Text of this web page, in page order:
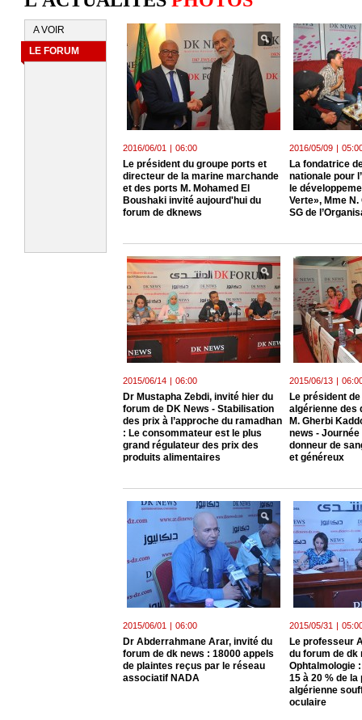
A VOIR
LE FORUM
2016/06/01 | 06:00
Le président du groupe ports et
directeur de la marine marchande
et des ports M. Mohamed El
Boushaki invité aujourd'hui du
forum de dknews
2016/05/09 |
La fondatrice
nationale pour
le
Verte», Mme
SG de
2015/06/14 | 06:00
Dr Mustapha Zebdi, invité hier du
forum de DK News - Stabilisation
des prix à l’approche du ramadhan
: Le consommateur est le plus
grand régulateur des prix des
produits alimentaires
2015/06/13 |
Le président
algérienne des
M. Gherbi
news -
donneur de
et généreux
2015/06/01 | 06:00
Dr Abderrahmane Arar, invité du
forum de dk news : 18000 appels
de plaintes reçus par le réseau
associatif NADA
2015/05/31 |
Le professeur
du forum de dk
Ophtalmologie
15 à 20 % de la
algérienne
oculaire